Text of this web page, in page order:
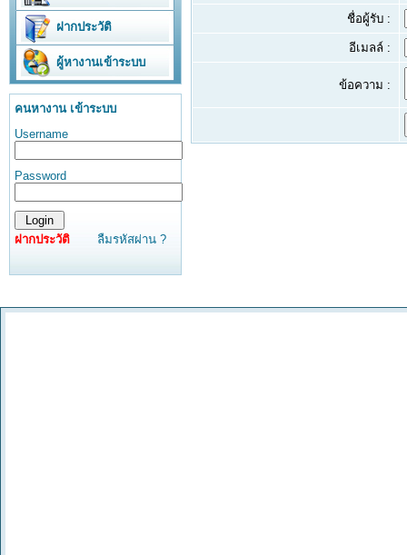
ชื่อผู้รับ :
อีเมลล์ :
ข้อความ :
ฝากประวัติ
ผู้หางานเข้าระบบ
คนหางาน เข้าระบบ
Username
Password
ฝากประวัติ ลืมรหัสผ่าน ?